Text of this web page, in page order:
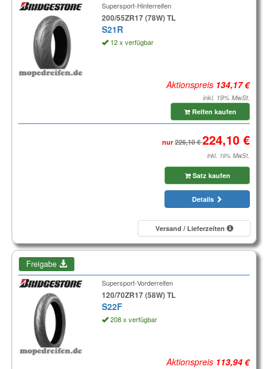
Supersport-Hinterreifen
200/55ZR17 (78W) TL
S21R
12 x verfügbar
Aktionspreis
inkl. 19% MwSt.
Reifen kaufen
nur
inkl. 19% MwSt.
Satz kaufen
Details
Versand / Lieferzeiten
Freigabe
Supersport-Vorderreifen
120/70ZR17 (58W) TL
S22F
208 x verfügbar
Aktionspreis